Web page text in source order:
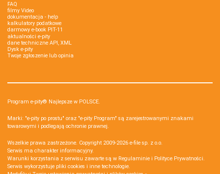
FAQ
filmy Video
dokumentacja - help
kalkulatory podatkowe
darmowy e-book PIT-11
aktualności e-pity
dane techniczne API, XML
Dysk e-pity
Twoje zgłoszenie lub opinia
Program e-pity® Najlepsze w POLSCE.
Marki: "e-pity po prostu" oraz "e-pity Program" są zarejestrowanymi znakami
towarowymi i podlegają ochronie prawnej.
Wszelkie prawa zastrzeżone. Copyright 2009-2026 e-file sp. z o.o.
Serwis ma charakter informacyjny.
Warunki korzystania z serwisu zawarte są w Regulaminie i Polityce Prywatności.
Serwis wykorzystuje pliki cookies i inne technologie.